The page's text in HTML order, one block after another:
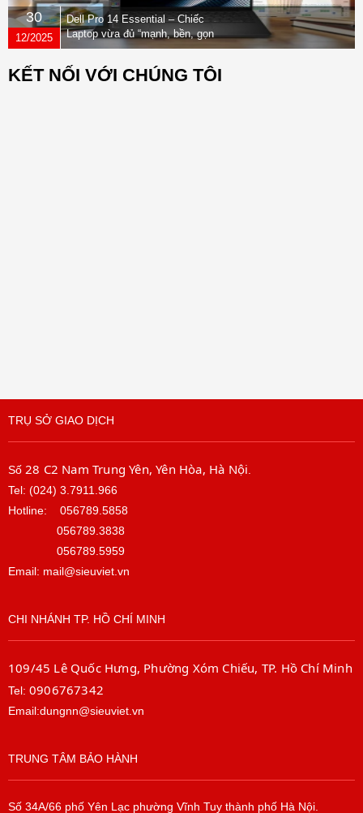
30
12/2025
Dell Pro 14 Essential – Chiếc
Laptop vừa đủ “mạnh, bền, gọn
nhẹ” dành cho dân văn phòng
KẾT NỐI VỚI CHÚNG TÔI
TRỤ SỞ GIAO DỊCH
Số 28 C2 Nam Trung Yên, Yên Hòa, Hà Nội
Tel: (024) 3.7911.966
Hotline: 056789.5858
056789.3838
056789.5959
Email: mail@sieuviet.vn
CHI NHÁNH TP. HỒ CHÍ MINH
109/45 Lê Quốc Hưng, Phường Xóm Chiếu, TP. Hồ Chí Minh
Tel: 0906767342
Email:dungnn@sieuviet.vn
TRUNG TÂM BẢO HÀNH
Số 34A/66 phố Yên Lạc phường Vĩnh Tuy thành phố Hà Nội.